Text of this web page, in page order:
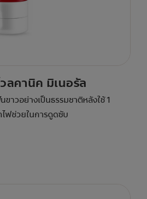
ลคานิค มิเนอรัล
าวอย่างเป็นธรรมชาติหลังใช้ 1
ฟช่วยในการดูดซับ